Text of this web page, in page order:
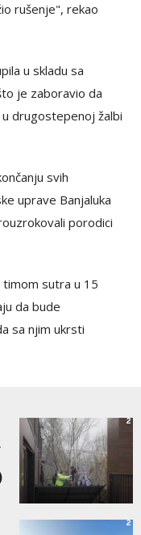
rušenje", rekao
u skladu sa
je zaboravio da
drugostepenoj žalbi
svih
uprave Banjaluka
porodici
sutra u 15
da bude
sa njim ukrsti
2
2